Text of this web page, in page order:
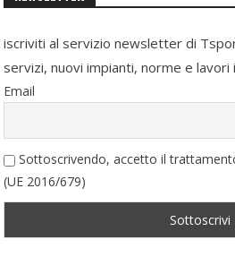
iscriviti al servizio newsletter di
servizi, nuovi impianti, norme e lavori
Email
Sottoscrivendo, accetto il
(UE 2016/679)